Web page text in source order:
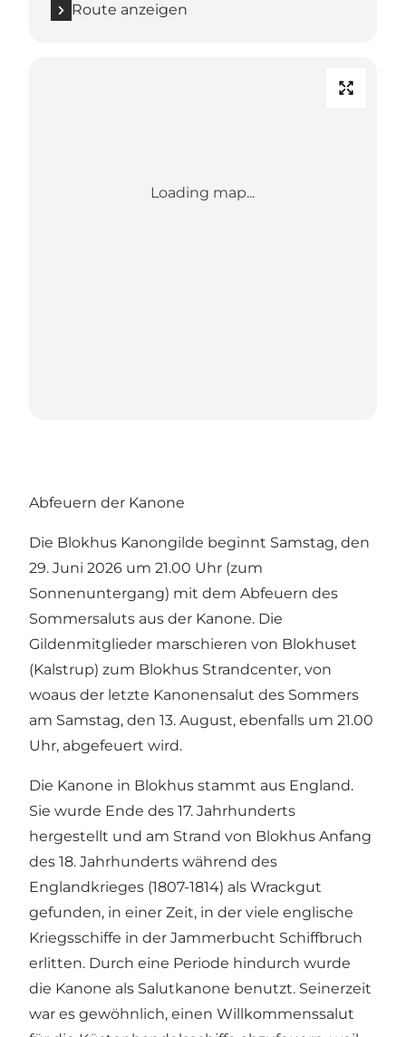
Route anzeigen
Loading map...
Abfeuern der Kanone
Die Blokhus Kanongilde beginnt Samstag, den
29. Juni 2026 um 21.00 Uhr (zum
Sonnenuntergang) mit dem Abfeuern des
Sommersaluts aus der Kanone. Die
Gildenmitglieder marschieren von Blokhuset
(Kalstrup) zum Blokhus Strandcenter, von
woaus der letzte Kanonensalut des Sommers
am Samstag, den 13. August, ebenfalls um 21.00
Uhr, abgefeuert wird.
Die Kanone in Blokhus stammt aus England.
Sie wurde Ende des 17. Jahrhunderts
hergestellt und am Strand von Blokhus Anfang
des 18. Jahrhunderts während des
Englandkrieges (1807-1814) als Wrackgut
gefunden, in einer Zeit, in der viele englische
Kriegsschiffe in der Jammerbucht Schiffbruch
erlitten. Durch eine Periode hindurch wurde
die Kanone als Salutkanone benutzt. Seinerzeit
war es gewöhnlich, einen Willkommenssalut